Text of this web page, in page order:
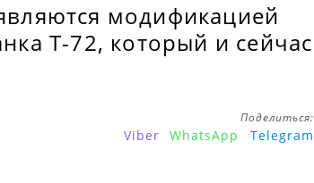
модификацией
Т-72, который и сейчас
Поделиться:
Viber WhatsApp Telegram